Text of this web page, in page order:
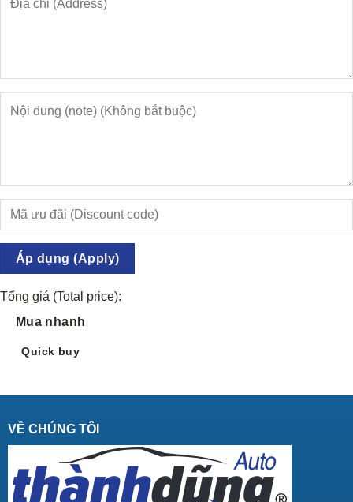
Áp dụng (Apply)
Tổng giá (Total price):
Mua nhanh
Quick buy
VỀ CHÚNG TÔI